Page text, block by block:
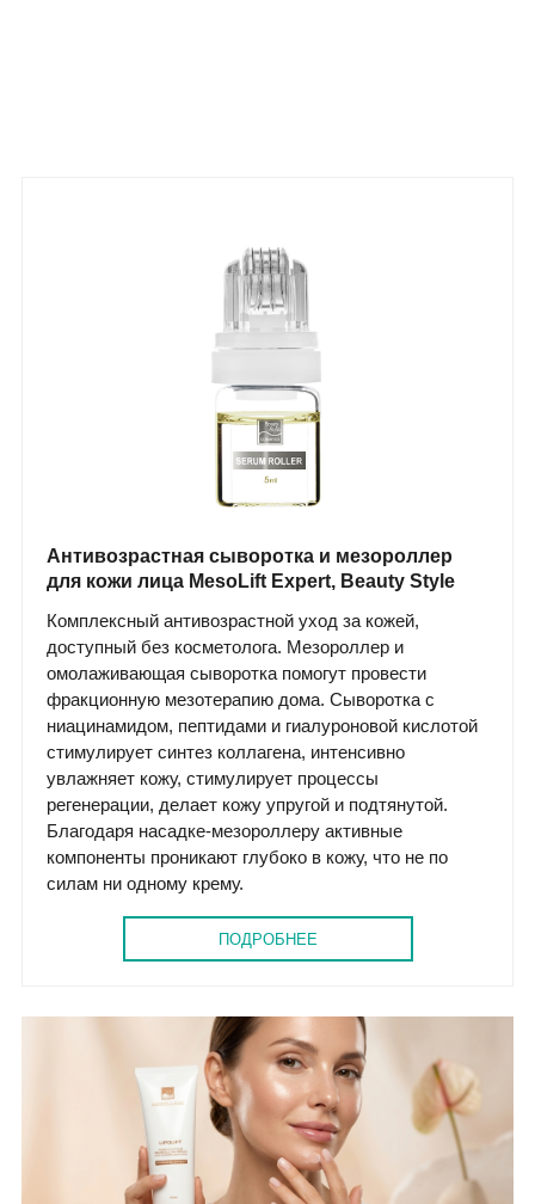
Антивозрастная сыворотка и мезороллер
для кожи лица MesoLift Expert, Beauty Style
Комплексный антивозрастной уход за кожей,
доступный без косметолога. Мезороллер и
омолаживающая сыворотка помогут провести
фракционную мезотерапию дома. Сыворотка с
ниацинамидом, пептидами и гиалуроновой кислотой
стимулирует синтез коллагена, интенсивно
увлажняет кожу, стимулирует процессы
регенерации, делает кожу упругой и подтянутой.
Благодаря насадке-мезороллеру активные
компоненты проникают глубоко в кожу, что не по
силам ни одному крему.
ПОДРОБНЕЕ